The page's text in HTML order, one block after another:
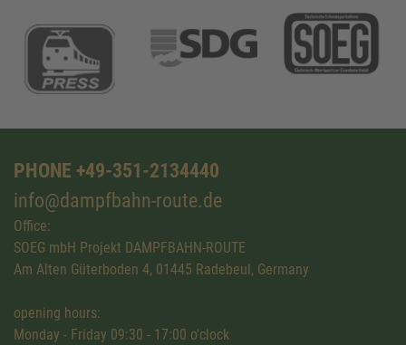
PHONE +49-351-2134440
info@dampfbahn-route.de
Office:
SOEG mbH Projekt DAMPFBAHN-ROUTE
Am Alten Güterboden 4, 01445 Radebeul, Germany
opening hours:
Monday - Friday 09:30 - 17:00 o'clock